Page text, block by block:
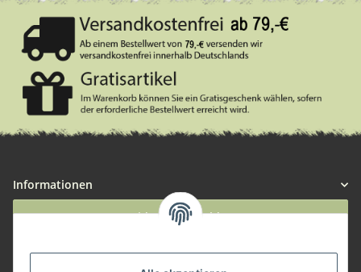
Informationen
Widerruf anmelden